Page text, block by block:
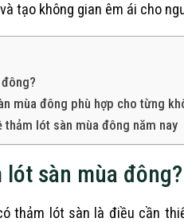
tạo không gian êm ái cho
mùa đông phù hợp cho từng
thảm lót sàn mùa đông năm nay
sàn mùa đông?
thảm lót sàn là điều cần